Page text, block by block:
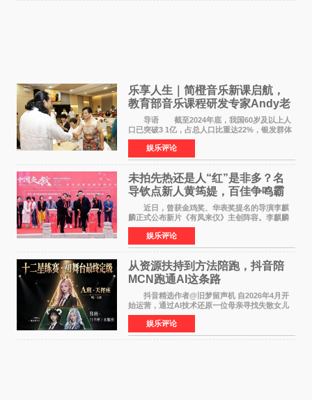
乐享人生｜简橙音乐新课启航，
教育部音乐课程研发专家Andy老
师重磅入驻领航银龄琴声
导语 截至2024年底，我国60岁及以上人
口已突破3 1亿，占总人口比重达22%，银发群体
的精神文化需求日益凸显。2024年1月，国务院办
公厅印发《关于发展银发经济增进老年人福祉的
意见》——这是
娱乐评论
未拍先热还是人“红”是非多？名
导钦点新人黄筠媞，百佳争鸣霸
气回应
近日，曾获金鸡奖、华表奖提名的导演李麒
麟正式公布新片《有凤来仪》主创阵容。李麒麟
早年凭电影《华容道》获得金鸡奖、华表奖提
名，此后长期参与国内外电影制作，其担任制片
人参与的作品亦曾
娱乐评论
从资源扶持到方法陪跑，抖音陪
MCN跑通AI这条路
抖音精选作者@旧梦留声机 自2026年4月开
始运营，通过AI技术还原一位母亲寻找失散女儿
的故事，凭借强情感表达获得大量用户关注，发
布仅21小时便获得超1亿曝光、超1000万互动。
此后，账号持续沿
娱乐评论